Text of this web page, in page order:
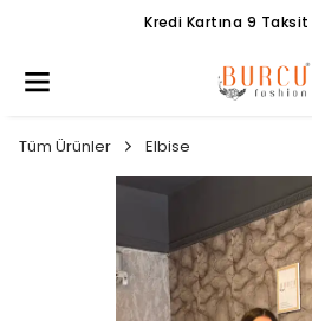
Kredi Kartına 9
Tüm Ürünler Elbise